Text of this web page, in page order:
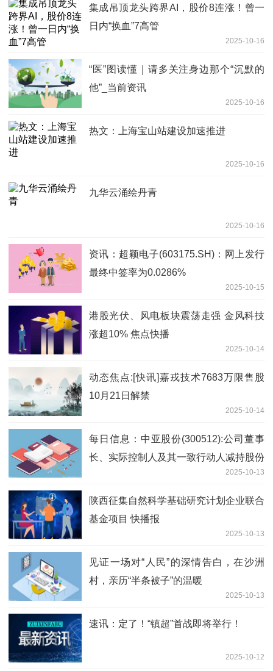
集成吊顶龙头跨界AI，股价8连涨！曾一
日内“换血”7高管
2025-10-16
“医”图读懂｜请多关注身边那个“沉默的
他”_当前资讯
2025-10-16
热文：上海宝山站建设加速推进
2025-10-16
九华云涌绘丹青
2025-10-16
资讯：超颖电子(603175.SH)：网上发行
最终中签率为0.0286%
2025-10-15
港股光伏、风电板块震荡走强 金风科技
涨超10% 焦点快播
2025-10-14
动态焦点:[快讯]嘉戎技术7683万限售股
10月21日解禁
2025-10-14
每日信息：中亚股份(300512):公司董事
长、实际控制人及其一致行动人减持股份
权益变动触及1%整数倍的提示性公告
2025-10-13
陕西征集自然科学基础研究计划企业联合
基金项目 快播报
2025-10-13
见证一场对“人民”的深情告白，在沙洲
村，亲历“半条被子”的温暖
2025-10-13
速讯：定了！“镇超”首战即将举行！
2025-10-12